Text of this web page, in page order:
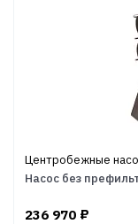
Центробежные
Насос без
236 970 ₽